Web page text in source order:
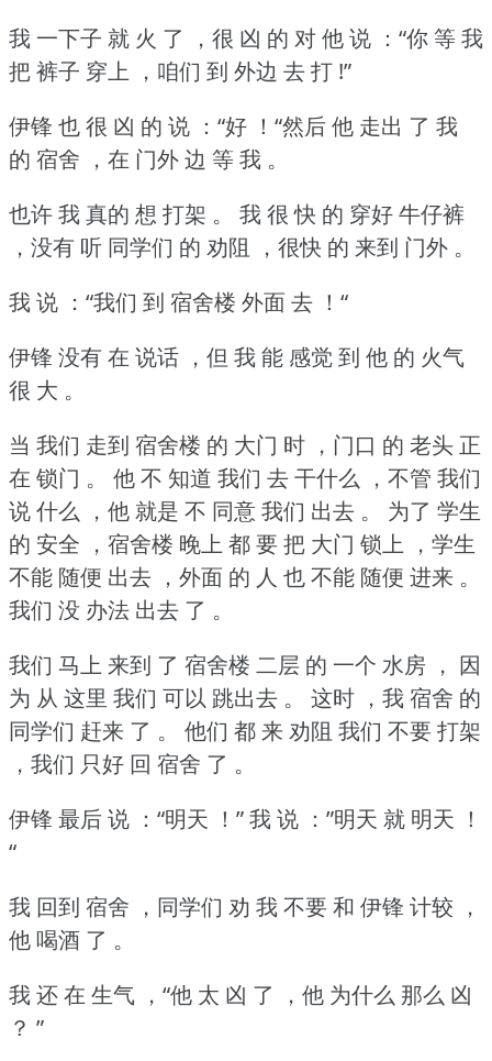
我 一下子 就 火 了 ，很 凶 的 对 他 说 ：“你 等 我
把 裤子 穿上 ，咱们 到 外边 去 打 !”
伊锋 也 很 凶 的 说 ：“好 ！“然后 他 走出 了 我
的 宿舍 ，在 门外 边 等 我 。
也许 我 真的 想 打架 。
我 很 快 的 穿好 牛仔裤
，没有 听 同学们 的 劝阻 ，很快 的 来到 门外 。
我 说 ：“我们 到 宿舍楼 外面 去 ！“
伊锋 没有 在 说话 ，但 我 能 感觉 到 他 的 火气
很 大 。
当 我们 走到 宿舍楼 的 大门 时 ，门口 的 老头 正
在 锁门 。
他 不 知道 我们 去 干什么 ，不管 我们
说 什么 ，他 就是 不 同意 我们 出去 。
为了 学生
的 安全 ，宿舍楼 晚上 都 要 把 大门 锁上 ，学生
不能 随便 出去 ，外面 的 人 也 不能 随便 进来 。
我们 没 办法 出去 了 。
我们 马上 来到 了 宿舍楼 二层 的 一个 水房 ， 因
为 从 这里 我们 可以 跳出去 。
这时 ，我 宿舍 的
同学们 赶来 了 。
他们 都 来 劝阻 我们 不要 打架
，我们 只好 回 宿舍 了 。
伊锋 最后 说 ：“明天 ！”我 说 ：”明天 就 明天 ！
“
我 回到 宿舍 ，同学们 劝 我 不要 和 伊锋 计较 ，
他 喝酒 了 。
我 还 在 生气 ，“他 太 凶 了 ，他 为什么 那么 凶
？ ”